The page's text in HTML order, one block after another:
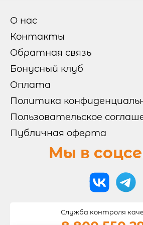
МИКС НАБОРЫ
ОТ БРЕНД ШЕФА
РОЛЛЫ И СУШИ
СУШИ
РОЛЛЫ БЕЗ РИСА
ХОЛОДНЫЕ РОЛЛЫ
ВОК
САЛАТЫ И ГОРЯЧЕЕ
О нас
Контакты
Обратная связь
Бонусный клуб
Оплата
Политика
Пользовательское
Публичная оферта
Мы в
Служба контроля